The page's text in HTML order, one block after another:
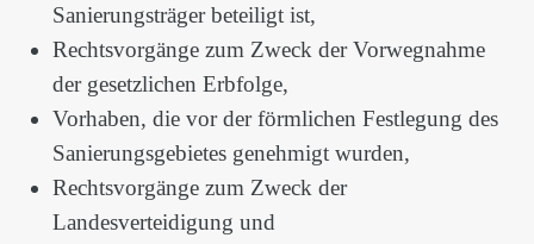
Sanierungsträger beteiligt ist,
Rechtsvorgänge zum Zweck der Vorwegnahme
der gesetzlichen Erbfolge,
Vorhaben, die vor der förmlichen Festlegung des
Sanierungsgebietes genehmigt wurden,
Rechtsvorgänge zum Zweck der
Landesverteidigung und